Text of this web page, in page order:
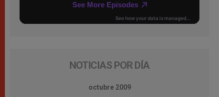
NOTICIAS POR DÍA
octubre 2009